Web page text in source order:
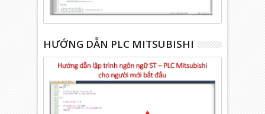
HƯỚNG DẪN PLC MITSUBISHI